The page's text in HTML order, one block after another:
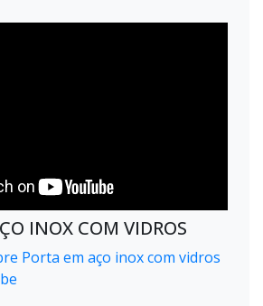
INOX COM VIDROS
Porta em aço inox com vidros